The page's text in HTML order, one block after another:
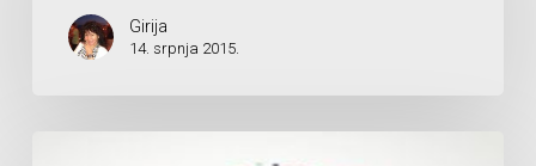
Girija
14. srpnja 2015.